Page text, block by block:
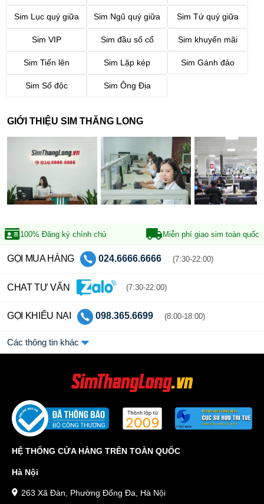
Sim Lục quý giữa Sim Ngũ quý giữa Sim Tứ quý giữa
Sim VIP Sim đầu số cổ Sim khuyến mãi
Sim Tiến lên Sim Lặp kép Sim Gánh đảo
Sim Số độc Sim Ông Địa
GIỚI THIỆU SIM THĂNG LONG
100% Đăng ký chính chủ Miễn phí giao sim toàn quốc
GỌI MUA HÀNG 024.6666.6666 (7:30-22:00)
CHAT TƯ VẤN (7:30-22:00)
GỌI KHIẾU NẠI 098.365.6699 (8:00-18:00)
Các thông tin khác
HỆ THỐNG CỬA HÀNG TRÊN TOÀN QUỐC
Hà Nội
263 Xã Đàn, Phường Đống Đa, Hà Nội